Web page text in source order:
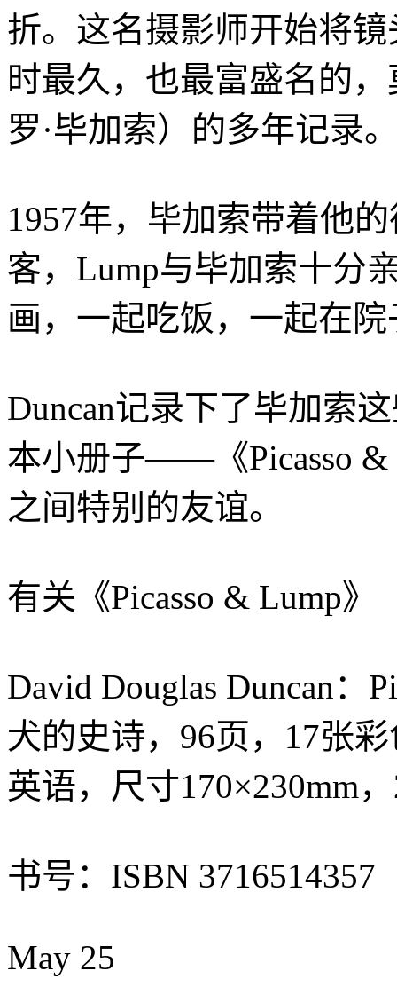
折。这名摄影师开始将
时最久，也最富盛名的，
罗·毕加索）的多年记录
1957年，毕加索带着他
客，Lump与毕加索十分
画，一起吃饭，一起在
Duncan记录下了毕加索
本小册子——《Picasso &
之间特别的友谊。
有关《Picasso & Lump》
David Douglas Duncan
犬的史诗，96页，17张彩
英语，尺寸170×230mm
书号：ISBN 3716514357
May 25